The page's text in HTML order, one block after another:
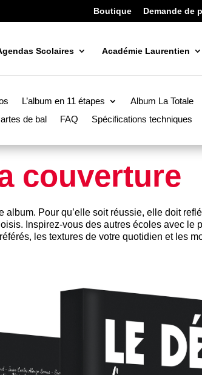
Boutique Demande de
Scolaires Académie Laurentien
L’album en 11 étapes Album La Totale
de bal
FAQ Spécifications techniques
couverture
Pour qu’elle soit réussie, elle doit
Inspirez-vous des autres écoles avec le
les textures de votre quotidien et les